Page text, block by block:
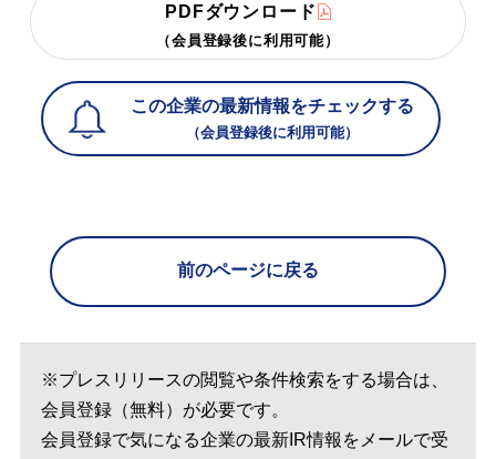
PDFダウンロード
（会員登録後に利用可能）
この企業の最新情報をチェックする
（会員登録後に利用可能）
前のページに戻る
※プレスリリースの閲覧や条件検索をする場合は、
会員登録（無料）が必要です。
会員登録で気になる企業の最新IR情報をメールで受